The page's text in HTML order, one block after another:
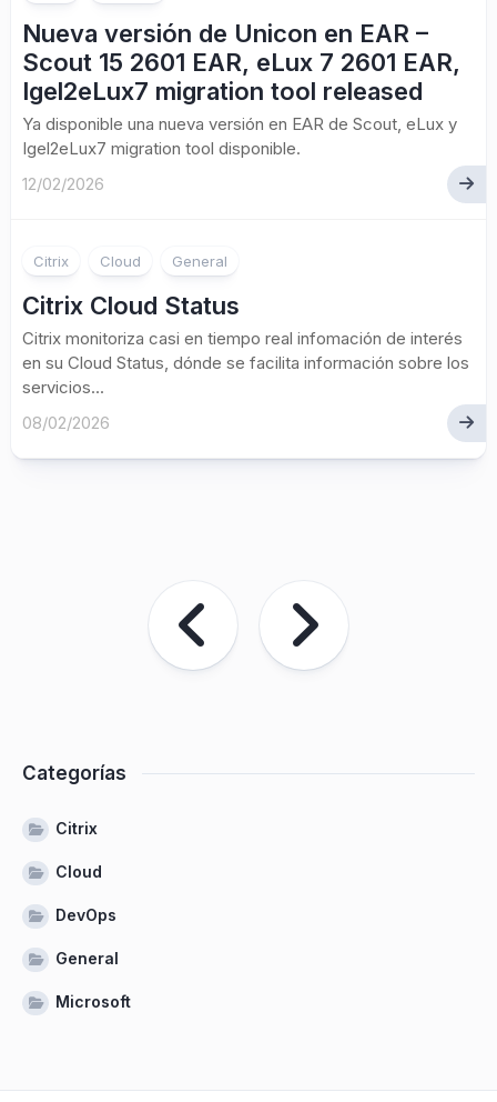
Nueva versión de Unicon en EAR –
Scout 15 2601 EAR, eLux 7 2601 EAR,
Igel2eLux7 migration tool released
Ya disponible una nueva versión en EAR de Scout, eLux y
Igel2eLux7 migration tool disponible.
12/02/2026
Citrix Cloud General
Citrix Cloud Status
Citrix monitoriza casi en tiempo real infomación de interés
en su Cloud Status, dónde se facilita información sobre los
servicios...
08/02/2026
Categorías
Citrix
Cloud
DevOps
General
Microsoft